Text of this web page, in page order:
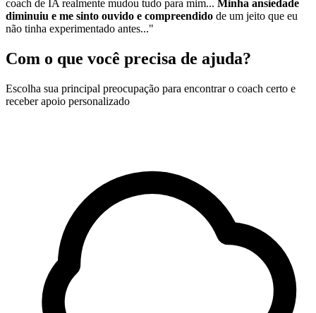
coach de IA realmente mudou tudo para mim... Minha ansiedade
diminuiu e me sinto ouvido e compreendido de um jeito que eu
não tinha experimentado antes..."
Com o que você precisa de ajuda?
Escolha sua principal preocupação para encontrar o coach certo e
receber apoio personalizado